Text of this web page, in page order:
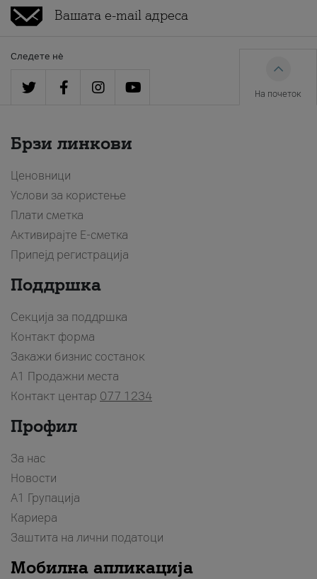
Следете нè
На почеток
Брзи линкови
Ценовници
Услови за користење
Плати сметка
Активирајте Е-сметка
Припејд регистрација
Поддршка
Секција за поддршка
Контакт форма
Закажи бизнис состанок
A1 Продажни места
Контакт центар 077 1234
Профил
За нас
Новости
А1 Групација
Кариера
Заштита на лични податоци
Мобилна апликација